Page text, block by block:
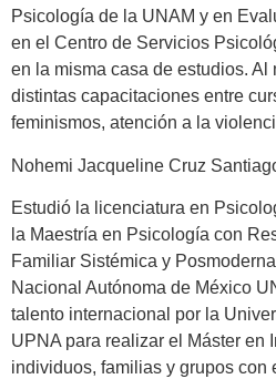
Psicología de la UNAM y en
en el Centro de Servicios
en la misma casa de estudios. Al
distintas capacitaciones entre
feminismos, atención a la
Nohemi Jacqueline Cruz
Estudió la licenciatura en
la Maestría en Psicología con
Familiar Sistémica y
Nacional Autónoma de México
talento internacional por la
UPNA para realizar el Máster en
individuos, familias y grupos con